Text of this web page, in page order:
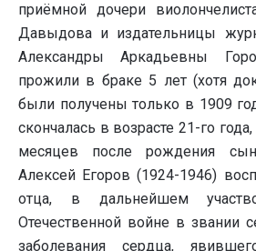
приёмной дочери
Давыдова и издательницы
Александры Аркадьевны
прожили в браке 5 лет (хотя
были получены только в 1909
скончалась в возрасте 21-го
месяцев после рождения
Алексей Егоров (1924-1946)
отца, в дальнейшем
Отечественной войне в звании
заболевания сердца,